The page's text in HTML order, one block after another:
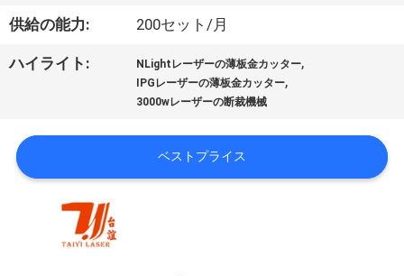
は
見
学
供給の能力: 200セット/月
ハイライト: NLightレーザーの薄板金カッター,
IPGレーザーの薄板金カッター,
3000wレーザーの断裁機械
ベストプライス